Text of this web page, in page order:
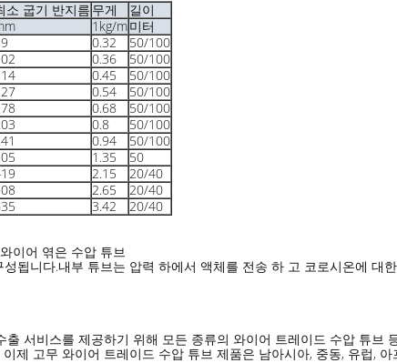
소 굽기 반지름 무게
길이
1kg/m미터
0.32
50/100
0.36
50/100
0.45
50/100
0.54
50/100
0.68
50/100
0.8
50/100
0.94
50/100
1.35
50
2.15
20/40
2.65
20/40
3.42
20/40
이어 엮은 수압 튜브
됩니다.내부 튜브는 압력 하에서 액체를 전송 하 고 코로시온에 대
서비스를 제공하기 위해 모든 종류의 와이어 트레이드 수압 튜브
제 고무 와이어 트레이드 수압 튜브 제품은 남아시아, 중동, 유럽,